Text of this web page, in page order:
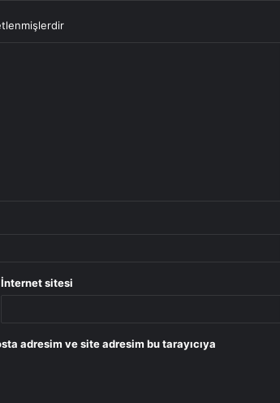
İnternet sitesi
adresim ve site adresim bu tarayıcıya